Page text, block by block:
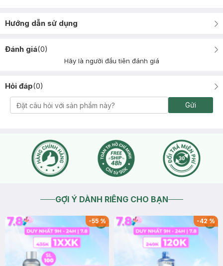
Hướng dẫn sử dụng
Đánh giá(0)
Hãy là người đầu tiên đánh giá
Hỏi đáp(0)
Gửi
GỢI Ý DÀNH RIÊNG CHO BẠN
-55% -42%